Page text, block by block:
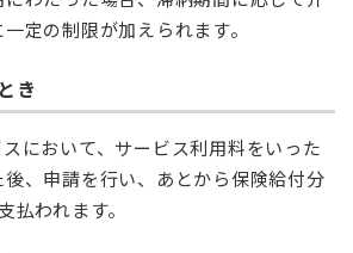
定の制限が加えられます。
き
において、サービス利用料をいった
、申請を行い、あとから保険給付分
払われます。